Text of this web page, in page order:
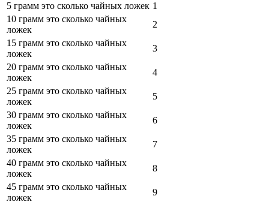
5 грамм это сколько чайных ложек 1
10 грамм это сколько чайных
ложек
2
15 грамм это сколько чайных
ложек
3
20 грамм это сколько чайных
ложек
4
25 грамм это сколько чайных
ложек
5
30 грамм это сколько чайных
ложек
6
35 грамм это сколько чайных
ложек
7
40 грамм это сколько чайных
ложек
8
45 грамм это сколько чайных
ложек
9